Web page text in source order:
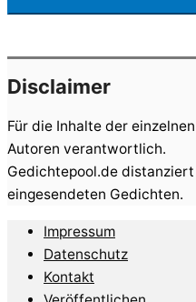
Disclaimer
Für die Inhalte der
Autoren verantwortlich.
Gedichtepool.de
eingesendeten Gedichten.
Impressum
Datenschutz
Kontakt